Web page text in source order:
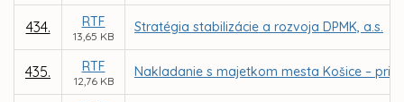
434. RTF
13,65 KB
Stratégia stabilizácie a rozvoja DPMK, a.s.
435. RTF
12,76 KB
Nakladanie s majetkom mesta Košice –